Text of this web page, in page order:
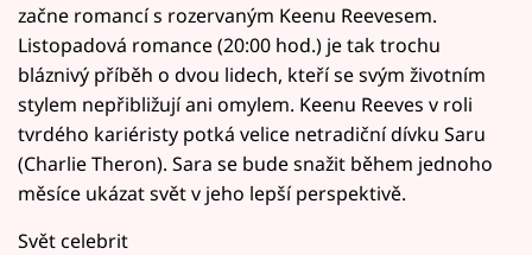
začne romancí s rozervaným Keenu Reevesem.
Listopadová romance (20:00 hod.) je tak trochu
bláznivý příběh o dvou lidech, kteří se svým životním
stylem nepřibližují ani omylem. Keenu Reeves v roli
tvrdého kariéristy potká velice netradiční dívku Saru
(Charlie Theron). Sara se bude snažit během jednoho
měsíce ukázat svět v jeho lepší perspektivě.
Svět celebrit